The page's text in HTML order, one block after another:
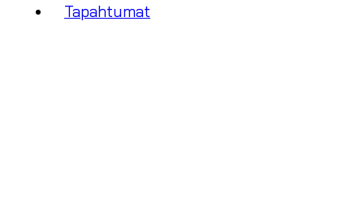
Tapahtumat